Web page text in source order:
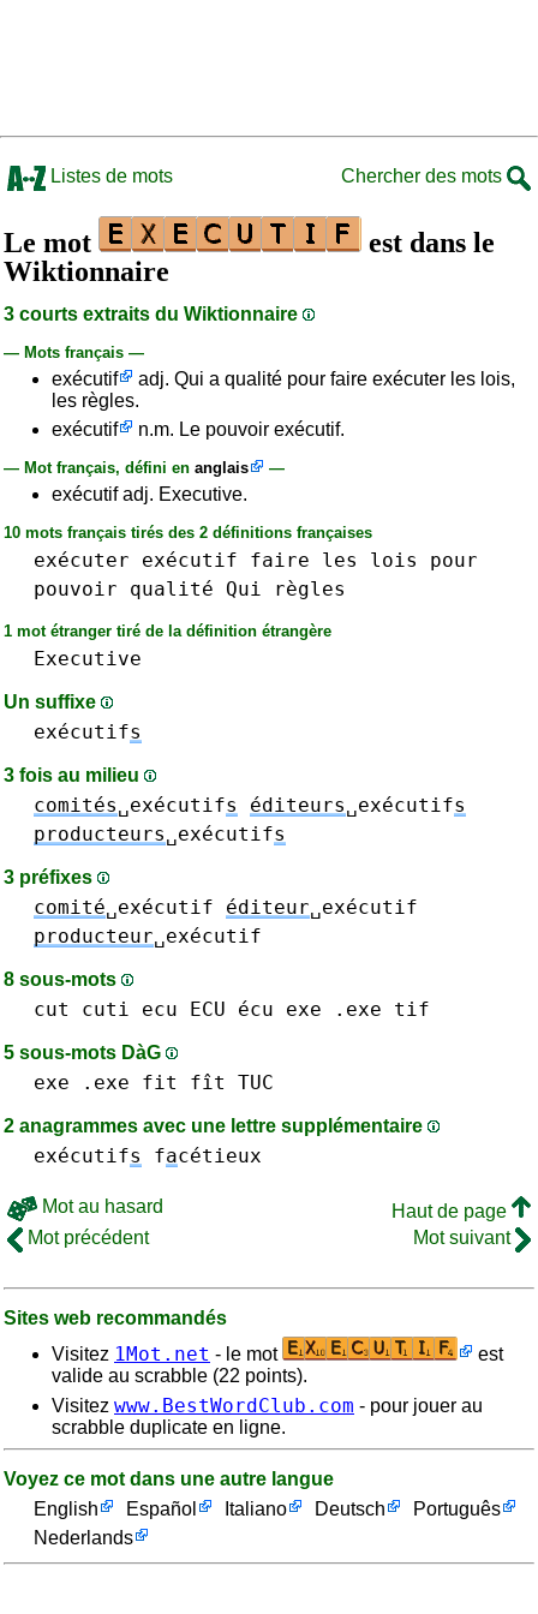
Listes de mots Chercher des mots
Le mot
est dans le
Wiktionnaire
3 courts extraits du Wiktionnaire
— Mots français —
exécutif
adj. Qui a qualité pour faire exécuter les lois,
les règles.
exécutif
n.m. Le pouvoir exécutif.
— Mot français, défini en anglais —
exécutif adj. Executive.
10 mots français tirés des 2 définitions françaises
exécuter exécutif faire les lois
pour
pouvoir
qualité Qui règles
1 mot étranger tiré de la définition étrangère
Executive
Un suffixe
exécutifs
3 fois au milieu
comités␣exécutifs éditeurs␣exécutifs
producteurs␣exécutifs
3 préfixes
comité␣exécutif éditeur␣exécutif
producteur␣exécutif
8 sous-mots
cut cuti ecu ECU écu exe .exe tif
5 sous-mots DàG
exe .exe fit fît TUC
2 anagrammes avec une lettre supplémentaire
exécutifs facétieux
Mot au hasard
Haut de page
Mot précédent
Mot suivant
Sites web recommandés
Visitez 1Mot.net - le mot
est
valide au scrabble (22 points).
Visitez www.BestWordClub.com - pour jouer au
scrabble duplicate en ligne.
Voyez ce mot dans une autre langue
English
Español Italiano Deutsch
Português
Nederlands